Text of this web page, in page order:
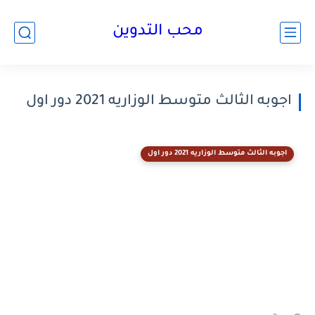
محب التدوين
اجوبه الثالث متوسط الوزاريه 2021 دور اول
اجوبه الثالث متوسط الوزاريه 2021 دور اول